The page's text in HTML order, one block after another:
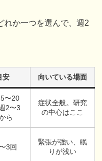
れか一つを選んで、週2
安 向いている場面
〜20
2〜3
ら
症状全般。研究
の中心はここ
3回
緊張が強い、眠
りが浅い